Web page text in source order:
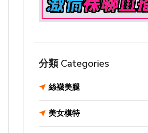
分類 Categories
絲襪美腿
美女模特